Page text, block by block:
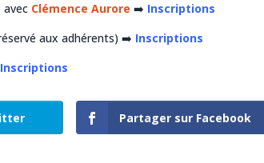
avec Clémence Aurore ➡️ Inscriptions
aux adhérents) ➡️ Inscriptions
Inscriptions
Partager sur Facebook